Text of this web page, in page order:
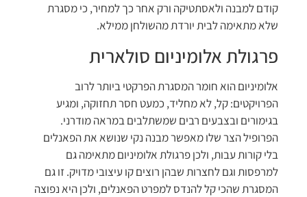
קודם למבנה ולאסתטיקה ורק אחר כך למחיר, כי מסגרת
שלא מתאימה לבית יורדת מהשולחן ממילא.
פרגולת אלומיניום סולארית
אלומיניום הוא חומר המסגרת הפרקטי ביותר לרוב
הפרויקטים: קל, לא מחליד, כמעט חסר תחזוקה, ומגיע
בגימורים ובצבעים רבים שמשתלבים במראה מודרני.
הפרופיל הצר שלו מאפשר מבנה נקי שנושא את הפאנלים
בלי קורות עבות, ולכן פרגולת אלומיניום מתאימה גם
למרפסות וגם לחצרות שבהן רוצים קו עיצובי מדויק. זו גם
המסגרת שהכי קל להנדס למפרט הפאנלים, ולכן היא נפוצה